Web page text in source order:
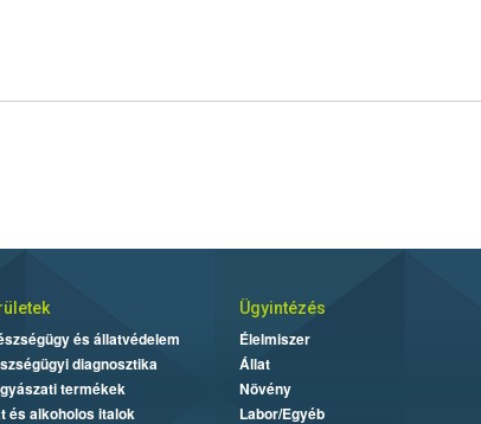
és állatvédelem
diagnosztika
termékek
és alkoholos italok
Ügyintézés
Élelmiszer
Állat
Növény
Labor/Egyéb